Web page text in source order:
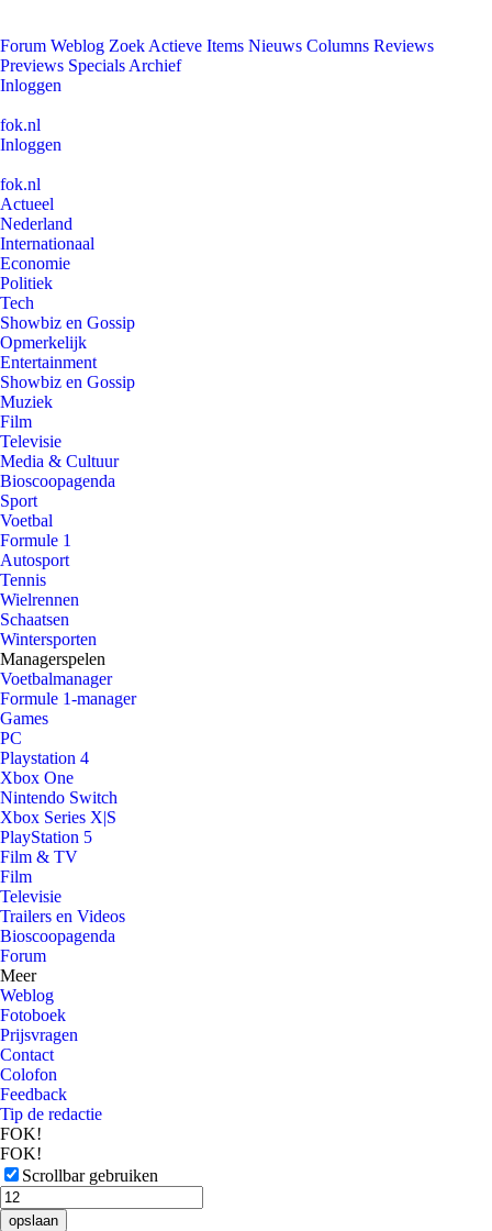
Forum Weblog Zoek Actieve Items Nieuws Columns Reviews
Previews Specials Archief
Inloggen
fok.nl
Inloggen
fok.nl
Actueel
Nederland
Internationaal
Economie
Politiek
Tech
Showbiz en Gossip
Opmerkelijk
Entertainment
Showbiz en Gossip
Muziek
Film
Televisie
Media & Cultuur
Bioscoopagenda
Sport
Voetbal
Formule 1
Autosport
Tennis
Wielrennen
Schaatsen
Wintersporten
Managerspelen
Voetbalmanager
Formule 1-manager
Games
PC
Playstation 4
Xbox One
Nintendo Switch
Xbox Series X|S
PlayStation 5
Film & TV
Film
Televisie
Trailers en Videos
Bioscoopagenda
Forum
Meer
Weblog
Fotoboek
Prijsvragen
Contact
Colofon
Feedback
Tip de redactie
FOK!
FOK!
Scrollbar gebruiken
opslaan